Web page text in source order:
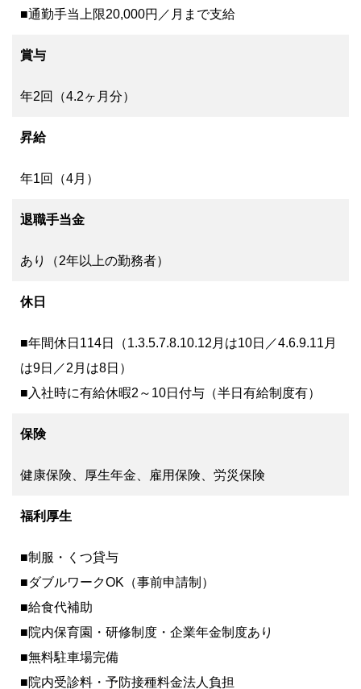
■通勤手当上限20,000円／月まで支給
賞与
年2回（4.2ヶ月分）
昇給
年1回（4月）
退職手当金
あり（2年以上の勤務者）
休日
■年間休日114日（1.3.5.7.8.10.12月は10日／4.6.9.11月
は9日／2月は8日）
■入社時に有給休暇2～10日付与（半日有給制度有）
保険
健康保険、厚生年金、雇用保険、労災保険
福利厚生
■制服・くつ貸与
■ダブルワークOK（事前申請制）
■給食代補助
■院内保育園・研修制度・企業年金制度あり
■無料駐車場完備
■院内受診料・予防接種料金法人負担